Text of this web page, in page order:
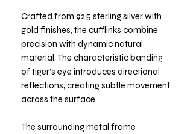
Crafted from 925 sterling silver with
gold finishes, the cufflinks combine
precision with dynamic natural
material. The characteristic banding
of tiger’s eye introduces directional
reflections, creating subtle movement
across the surface.
The surrounding metal frame